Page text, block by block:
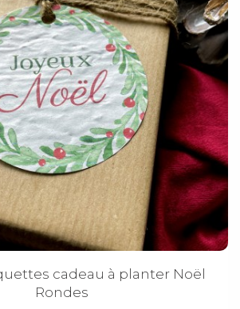
cadeau à planter Noël
Rondes